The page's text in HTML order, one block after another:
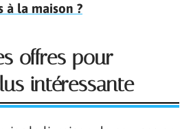
à la maison ?
offres pour
intéressante